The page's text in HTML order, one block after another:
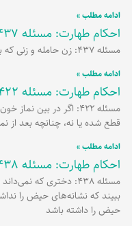
ادامه مطلب »
احکام طهارت: مسئله 437
مسئله 437: زن حامله و زنی که بچه شیر می‌دهد، ممکن است حیض ببیند.
ادامه مطلب »
احکام طهارت: مسئله 422
مسئله 422: اگر در بین
قطع شده یا نه، چنانچه بعد از
ادامه مطلب »
احکام طهارت: مسئله 438
مسئله 438: دختری که
ببیند که نشانه‌های حیض را
حیض را داشته باشد